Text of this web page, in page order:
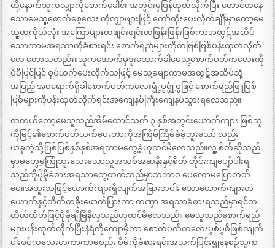
ထို့နောက်သူကလျှာကိုစောက်ခေါင်း အတွင်းမှပြန်ထုတ်လိုက်ပြီး တောင်ထနေ
သောမေသူ့စောက်စေ့လေး ကိုလျှာဖျားဖြင့် ကော်ထိုးပေးလိုက်ချိန်မှာတော့မေ
သူ့တကိုယ်လုံး အကြောများတဖျင်းဖျင်းတဖြန်းဖြန်းဖြစ်ကာအထွဋ်အထိပ်
သောကာမအရသာကိုခံစားရင်း စောက်ရည်များကိုတဗြစ်ဗြစ်ပန်းထုတ်လိုက်
လေ တော့သတည်း။သူကအောက်မှဒူးထောက်ခါမေသူ့စောက်ပတ်ကလေးကို
ပီပီပြင်ပြင် စုပ်ယက်ပေးလိုက်သဖြင့် မေသူ့ခမျာကာမအထွဋ်အထိပ်သို့
အပြည့် အဝရောက်ရှိခါစောက်ပတ်ကလေးရွုံ့ပွရွုံ့ပွဖြင့် စောက်ရည်ဖြူပြစ်
ပြစ်များကိုပန်းထုတ်လိုက်ရင်းအကျေနပ်ကြီးကျေနပ်သွားရလေသည်။
တကယ်တော့မေသူသည်အိမ်ထောင်သက် ၃ နှစ်အတွင်းယောက်ကျား ဖြစ်သူ
ကိုမြင့်၏စောက်ပတ်ယက်ပေးတာကိုအကြိမ်ကြိမ်ခံခဲ့ဘူးသော် လည်း
ယခုကဲ့သို့ပြစ်ပြစ်နှစ်နှစ်အရသာမတွေ့ခဲ့ဟုထင်မိလေသည်။လူ့ စိတ်ဆိုသည်
မှာမတွေ့မကြုံဘူးသေးသောလူအသစ်အဆနိးနှင့်စိတ် တိုင်းကျပျော်ပါးရ
သည်ကိုပိုမိုခံစားအရသာတွေ့တတ်သည်မှာသဘာဝ ပေလောမပြောတတ်
ပေ။အထူးသဖြင့်ယောက်ကျားရှိလျက်အခြားတပါး သောယောက်ကျားတ
ယောက်နှင့်တိတ်တခိုးဖောက်ပြားကာ တဏှာ အရသာခံစားရသည်မှာရင်တ
ထိတ်ထိတ်ဖြင့်ပိုမိုချိုမြိနိလှသည်ဟုထင်မိလေသည်။ မေသူသည်စောက်ရည်
များပန်းထုတ်လိုက်ပြီးနံရံကိုကျောမှီကာ စောက်ပတ်ကလေးပွစိပွစိဖြစ်လျက်
ပါးစပ်ကလေးဟကာကာမစည်း စိမ်ကိုခံစားရင်းအသက်ပြင်းရွုနေစဉ်သူက